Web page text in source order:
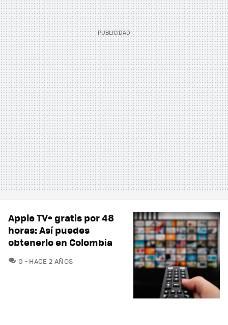
Apple TV+ gratis por 48
horas: Así puedes
obtenerlo en Colombia
0 COMENTARIOS
HACE 2 AÑOS